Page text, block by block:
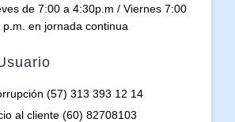
de 7:00 a 4:30p.m / Viernes 7:00
en jornada continua
(57) 313 393 12 14
al cliente (60) 82708103